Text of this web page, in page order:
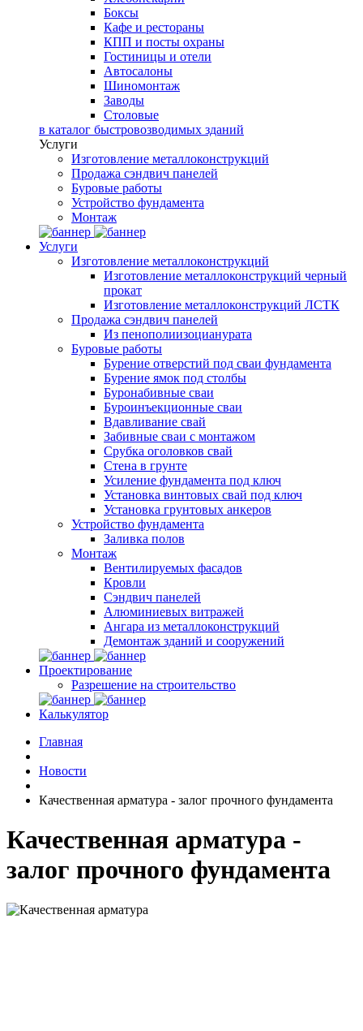
Боксы
Кафе и рестораны
КПП и посты охраны
Гостиницы и отели
Автосалоны
Шиномонтаж
Заводы
Столовые
в каталог быстровозводимых зданий
Услуги
Изготовление металлоконструкций
Продажа сэндвич панелей
Буровые работы
Устройство фундамента
Монтаж
Услуги
Изготовление металлоконструкций
Изготовление металлоконструкций черный
прокат
Изготовление металлоконструкций ЛСТК
Продажа сэндвич панелей
Из пенополиизоцианурата
Буровые работы
Бурение отверстий под сваи фундамента
Бурение ямок под столбы
Буронабивные сваи
Буроинъекционные сваи
Вдавливание свай
Забивные сваи с монтажом
Срубка оголовков свай
Стена в грунте
Усиление фундамента под ключ
Установка винтовых свай под ключ
Установка грунтовых анкеров
Устройство фундамента
Заливка полов
Монтаж
Вентилируемых фасадов
Кровли
Сэндвич панелей
Алюминиевых витражей
Ангара из металлоконструкций
Демонтаж зданий и сооружений
Проектирование
Разрешение на строительство
Калькулятор
Главная
Новости
Качественная арматура - залог прочного фундамента
Качественная арматура -
залог прочного фундамента